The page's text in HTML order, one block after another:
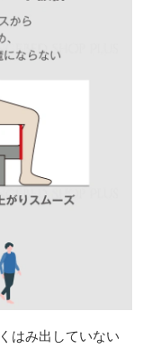
はみ出していない